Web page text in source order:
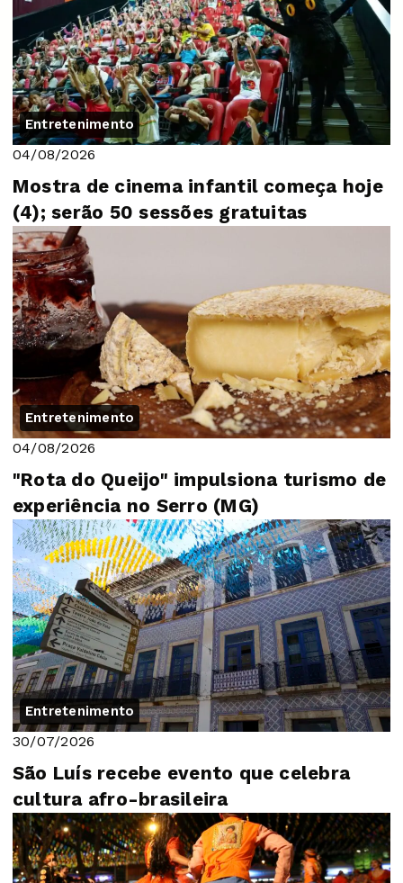
Entretenimento
04/08/2026
Mostra de cinema infantil começa hoje
(4); serão 50 sessões gratuitas
Entretenimento
04/08/2026
"Rota do Queijo" impulsiona turismo de
experiência no Serro (MG)
Entretenimento
30/07/2026
São Luís recebe evento que celebra
cultura afro-brasileira